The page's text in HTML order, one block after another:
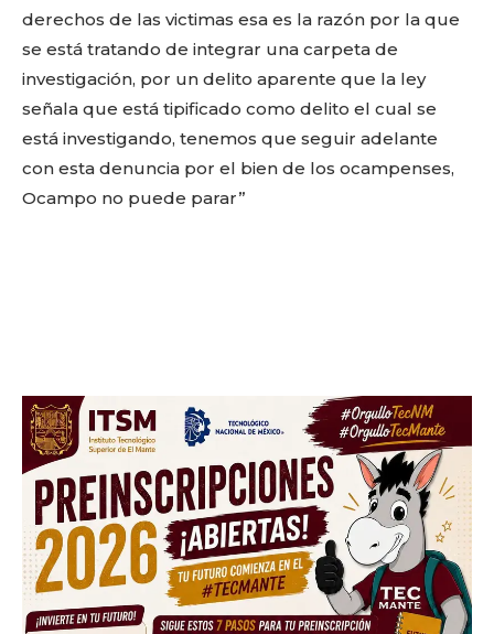
Sing up for our newsletter
to stay in the loop.
SUBSCRIBE
derechos de las victimas esa es la razón por la que
se está tratando de integrar una carpeta de
investigación, por un delito aparente que la ley
señala que está tipificado como delito el cual se
está investigando, tenemos que seguir adelante
con esta denuncia por el bien de los ocampenses,
Ocampo no puede parar”